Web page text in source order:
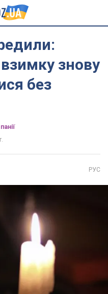
знову
без
РУС